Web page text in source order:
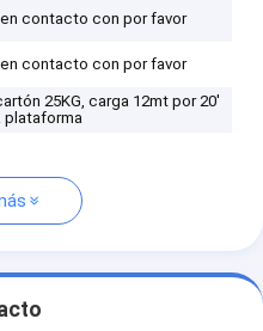
contacto con por favor
contacto con por favor
25KG, carga 12mt por 20'
plataforma